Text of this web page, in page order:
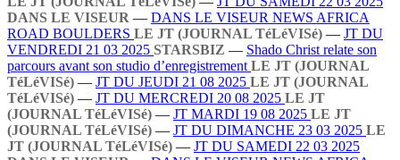
DANS LE VISEUR — DANS LE VISEUR NEWS AFRICA
ROAD BOULDERS LE JT (JOURNAL TéLéVISé) — JT DU
VENDREDI 21 03 2025 STARSBIZ — Shado Christ relate son
parcours avant son studio d’enregistrement LE JT (JOURNAL
TéLéVISé) — JT DU JEUDI 21 08 2025 LE JT (JOURNAL
TéLéVISé) — JT DU MERCREDI 20 08 2025 LE JT
(JOURNAL TéLéVISé) — JT MARDI 19 08 2025 LE JT
(JOURNAL TéLéVISé) — JT DU DIMANCHE 23 03 2025 LE
JT (JOURNAL TéLéVISé) — JT DU SAMEDI 22 03 2025